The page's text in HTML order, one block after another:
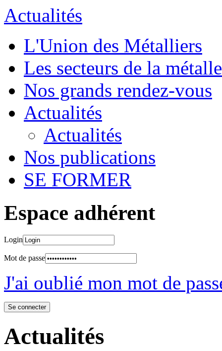
Actualités
L'Union des Métalliers
Les secteurs de la
Nos grands rendez-vous
Actualités
Actualités
Nos publications
SE FORMER
Espace adhérent
Login
Mot de passe
J'ai oublié mon mot de
Actualités